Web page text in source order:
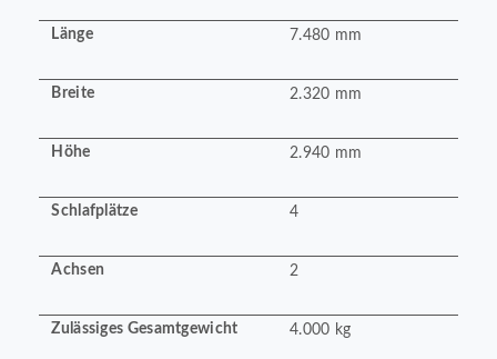
Länge 7.480 mm
Breite 2.320 mm
Höhe 2.940 mm
Schlafplätze 4
Achsen 2
Zulässiges Gesamtgewicht 4.000 kg